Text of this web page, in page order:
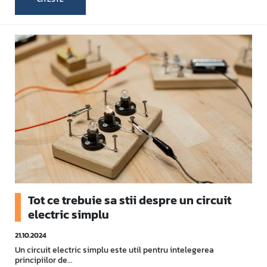
Tot ce trebuie sa stii despre un circuit
electric simplu
21.10.2024
Un circuit electric simplu este util pentru intelegerea
principiilor de...